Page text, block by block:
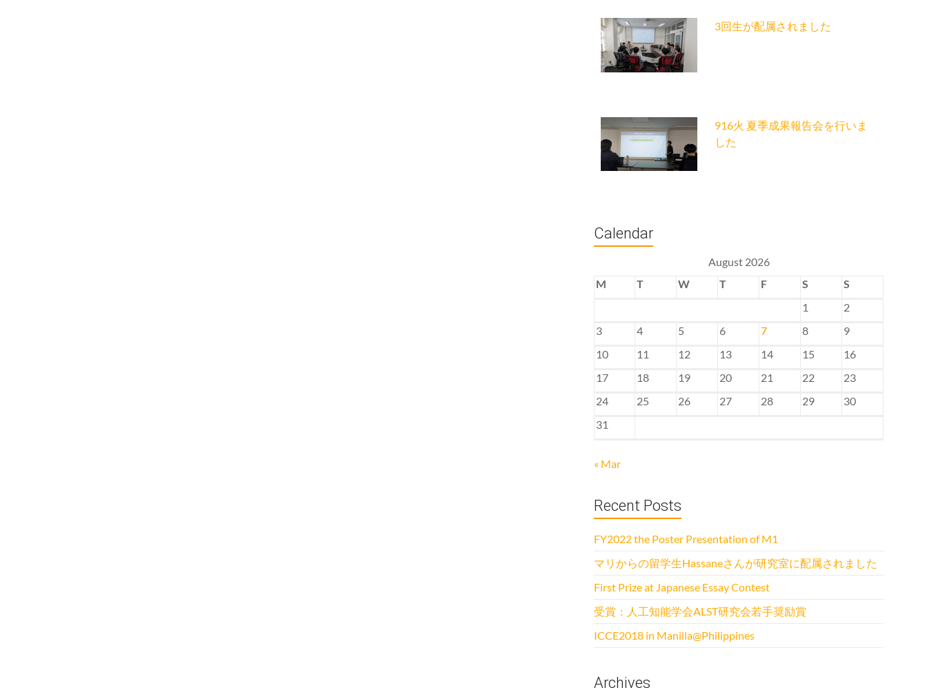
3回生が配属されました
916火 夏季成果報告会を行いま
した
Calendar
August 2026
M
T W T F S
S
1
2
3
4 5 6 7 8
9
10
11 12 13 14 15
16
17
18 19 20 21 22
23
24
25 26 27 28 29
30
31
« Mar
Recent Posts
FY2022 the Poster Presentation of M1
マリからの留学生Hassaneさんが研究室に配属されました
First Prize at Japanese Essay Contest
受賞：人工知能学会ALST研究会若手奨励賞
ICCE2018 in Manilla@Philippines
Archives